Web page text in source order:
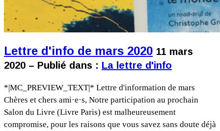
Lettre d'info de mars 2020 11 mars
2020 – Publié dans : La lettre d'info
*|MC_PREVIEW_TEXT|* Lettre d'information de mars
Chères et chers ami·e·s, Notre participation au prochain
Salon du Livre (Livre Paris) est malheureusement
compromise, pour les raisons que vous savez sans doute déjà